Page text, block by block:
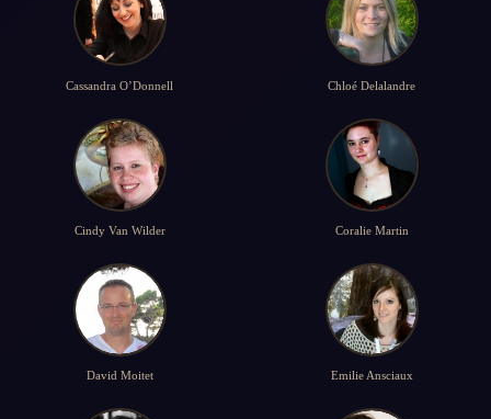
Cassandra O’Donnell Chloé Delalandre
Cindy Van Wilder Coralie Martin
David Moitet Emilie Ansciaux